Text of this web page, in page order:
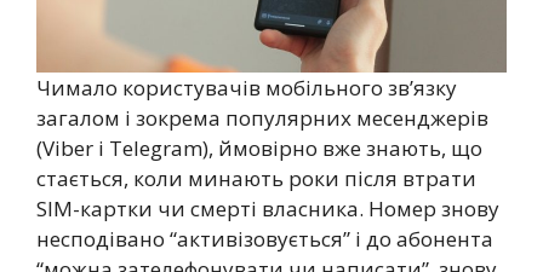
Чимало користувачів мобільного зв’язку
загалом і зокрема популярних месенджерів
(Viber i Telegram), ймовірно вже знають, що
стається, коли минають роки після втрати
SIM-картки чи смерті власника. Номер знову
несподівано “активізовується” і до абонента